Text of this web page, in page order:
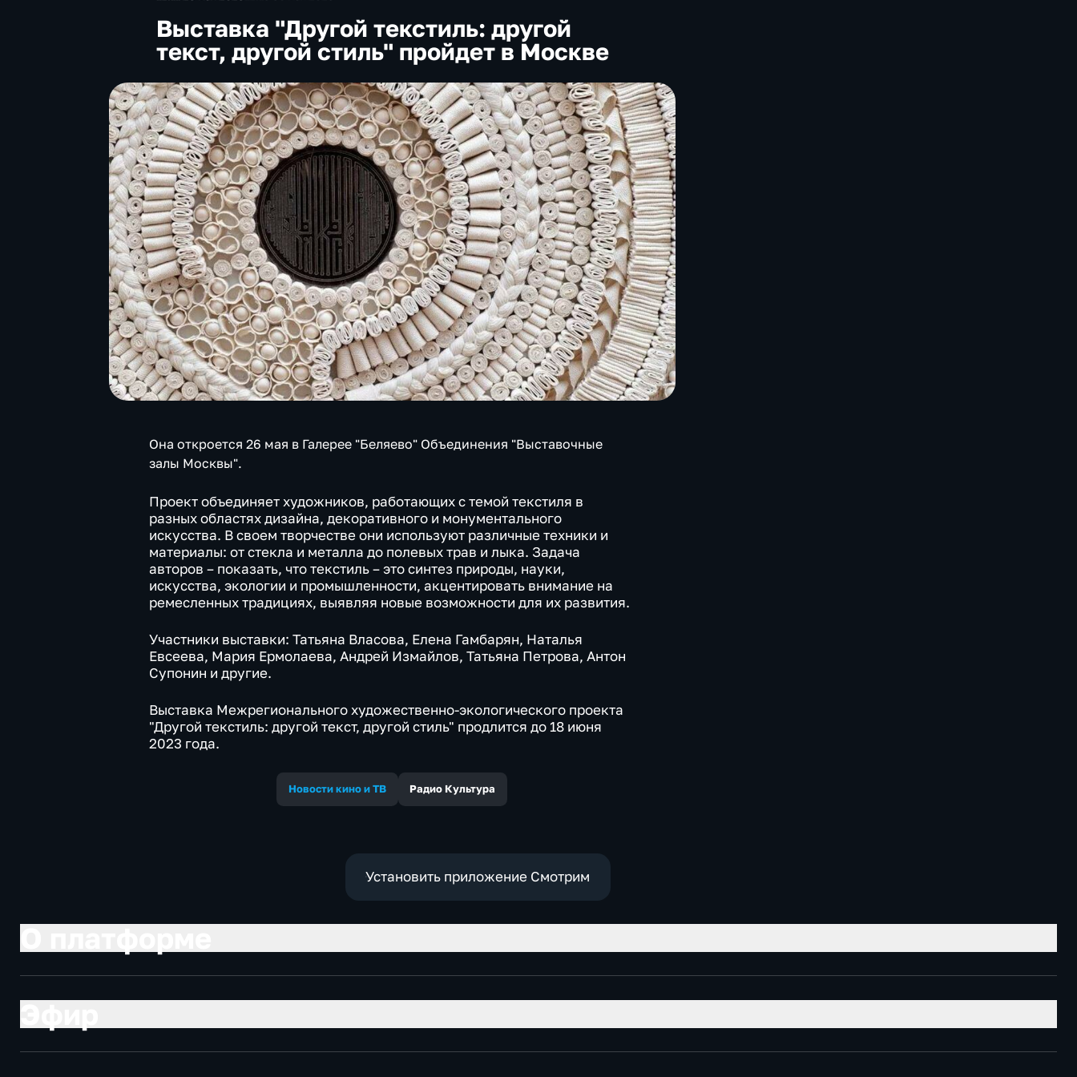
Выставка "Другой текстиль: другой
текст, другой стиль" пройдет в Москве
Она откроется 26 мая в Галерее "Беляево" Объединения "Выставочные
залы Москвы".
Проект объединяет художников, работающих с темой текстиля в
разных областях дизайна, декоративного и монументального
искусства. В своем творчестве они используют различные техники и
материалы: от стекла и металла до полевых трав и лыка. Задача
авторов – показать, что текстиль – это синтез природы, науки,
искусства, экологии и промышленности, акцентировать внимание на
ремесленных традициях, выявляя новые возможности для их развития.
Участники выставки: Татьяна Власова, Елена Гамбарян, Наталья
Евсеева, Мария Ермолаева, Андрей Измайлов, Татьяна Петрова, Антон
Супонин и другие.
Выставка Межрегионального художественно-экологического проекта
"Другой текстиль: другой текст, другой стиль" продлится до 18 июня
2023 года.
Новости кино и ТВ Радио Культура
Установить приложение Смотрим